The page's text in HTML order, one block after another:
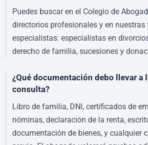
Puedes buscar en el Colegio de
directorios profesionales y en nuestras
especialistas: especialistas en
derecho de familia, sucesiones y
¿Qué documentación debo llevar a
consulta?
Libro de familia, DNI, certificados de
nóminas, declaración de la renta,
documentación de bienes, y cualquier